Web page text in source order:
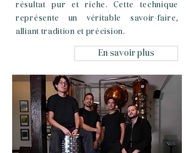
résultat pur et riche. Cette technique
représente un véritable savoir-faire,
alliant tradition et précision.
En savoir plus